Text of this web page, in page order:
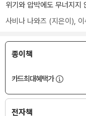
위기와 압박에도 무너지지
사비나 나와즈 (지은이),
종이책
카드최대혜택가
전자책